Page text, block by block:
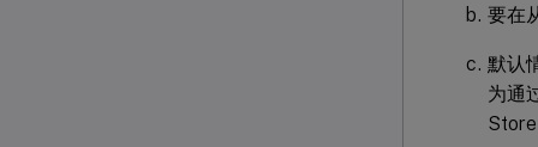
要在
默认
为通